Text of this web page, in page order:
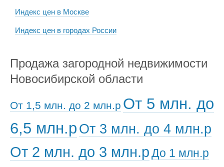
Индекс цен в Москве
Индекс цен в городах России
Продажа загородной недвижимости
Новосибирской области
От 1,5 млн. до 2 млн.р От 5 млн. до
6,5 млн.р От 3 млн. до 4 млн.р
От 2 млн. до 3 млн.рДо 1 млн.р